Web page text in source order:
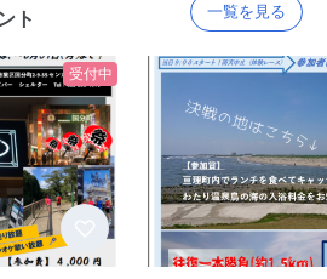
ト 一覧を見る
受付中